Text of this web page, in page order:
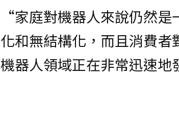
“家庭對機器人來說仍然
化和無結構化，而且消費
機器人領域正在非常迅速地